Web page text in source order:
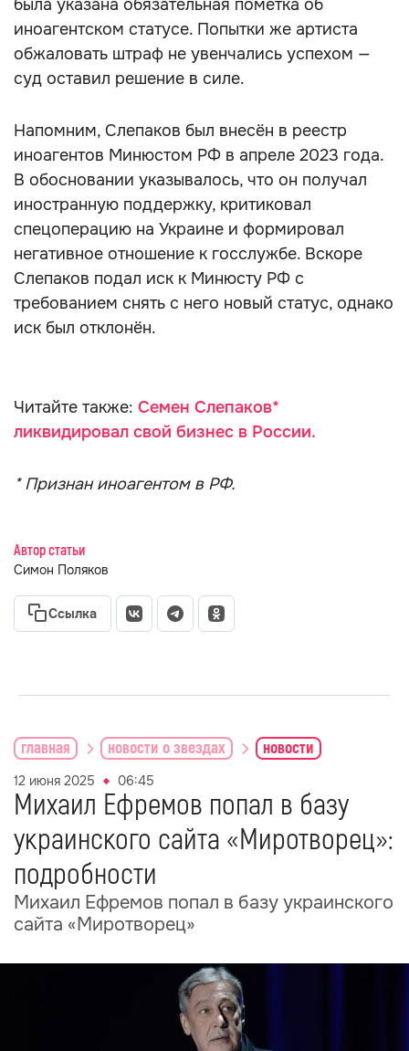
была указана обязательная пометка об
иноагентском статусе. Попытки же артиста
обжаловать штраф не увенчались успехом —
суд оставил решение в силе.
Напомним, Слепаков был внесён в реестр
иноагентов Минюстом РФ в апреле 2023 года.
В обосновании указывалось, что он получал
иностранную поддержку, критиковал
спецоперацию на Украине и формировал
негативное отношение к госслужбе. Вскоре
Слепаков подал иск к Минюсту РФ с
требованием снять с него новый статус, однако
иск был отклонён.
Читайте также: Семен Слепаков*
ликвидировал свой бизнес в России.
* Признан иноагентом в РФ.
Автор статьи
Симон Поляков
Ссылка
главная новости о звездах новости
12 июня 2025 06:45
Михаил Ефремов попал в базу
украинского сайта «Миротворец»:
подробности
Михаил Ефремов попал в базу украинского
сайта «Миротворец»